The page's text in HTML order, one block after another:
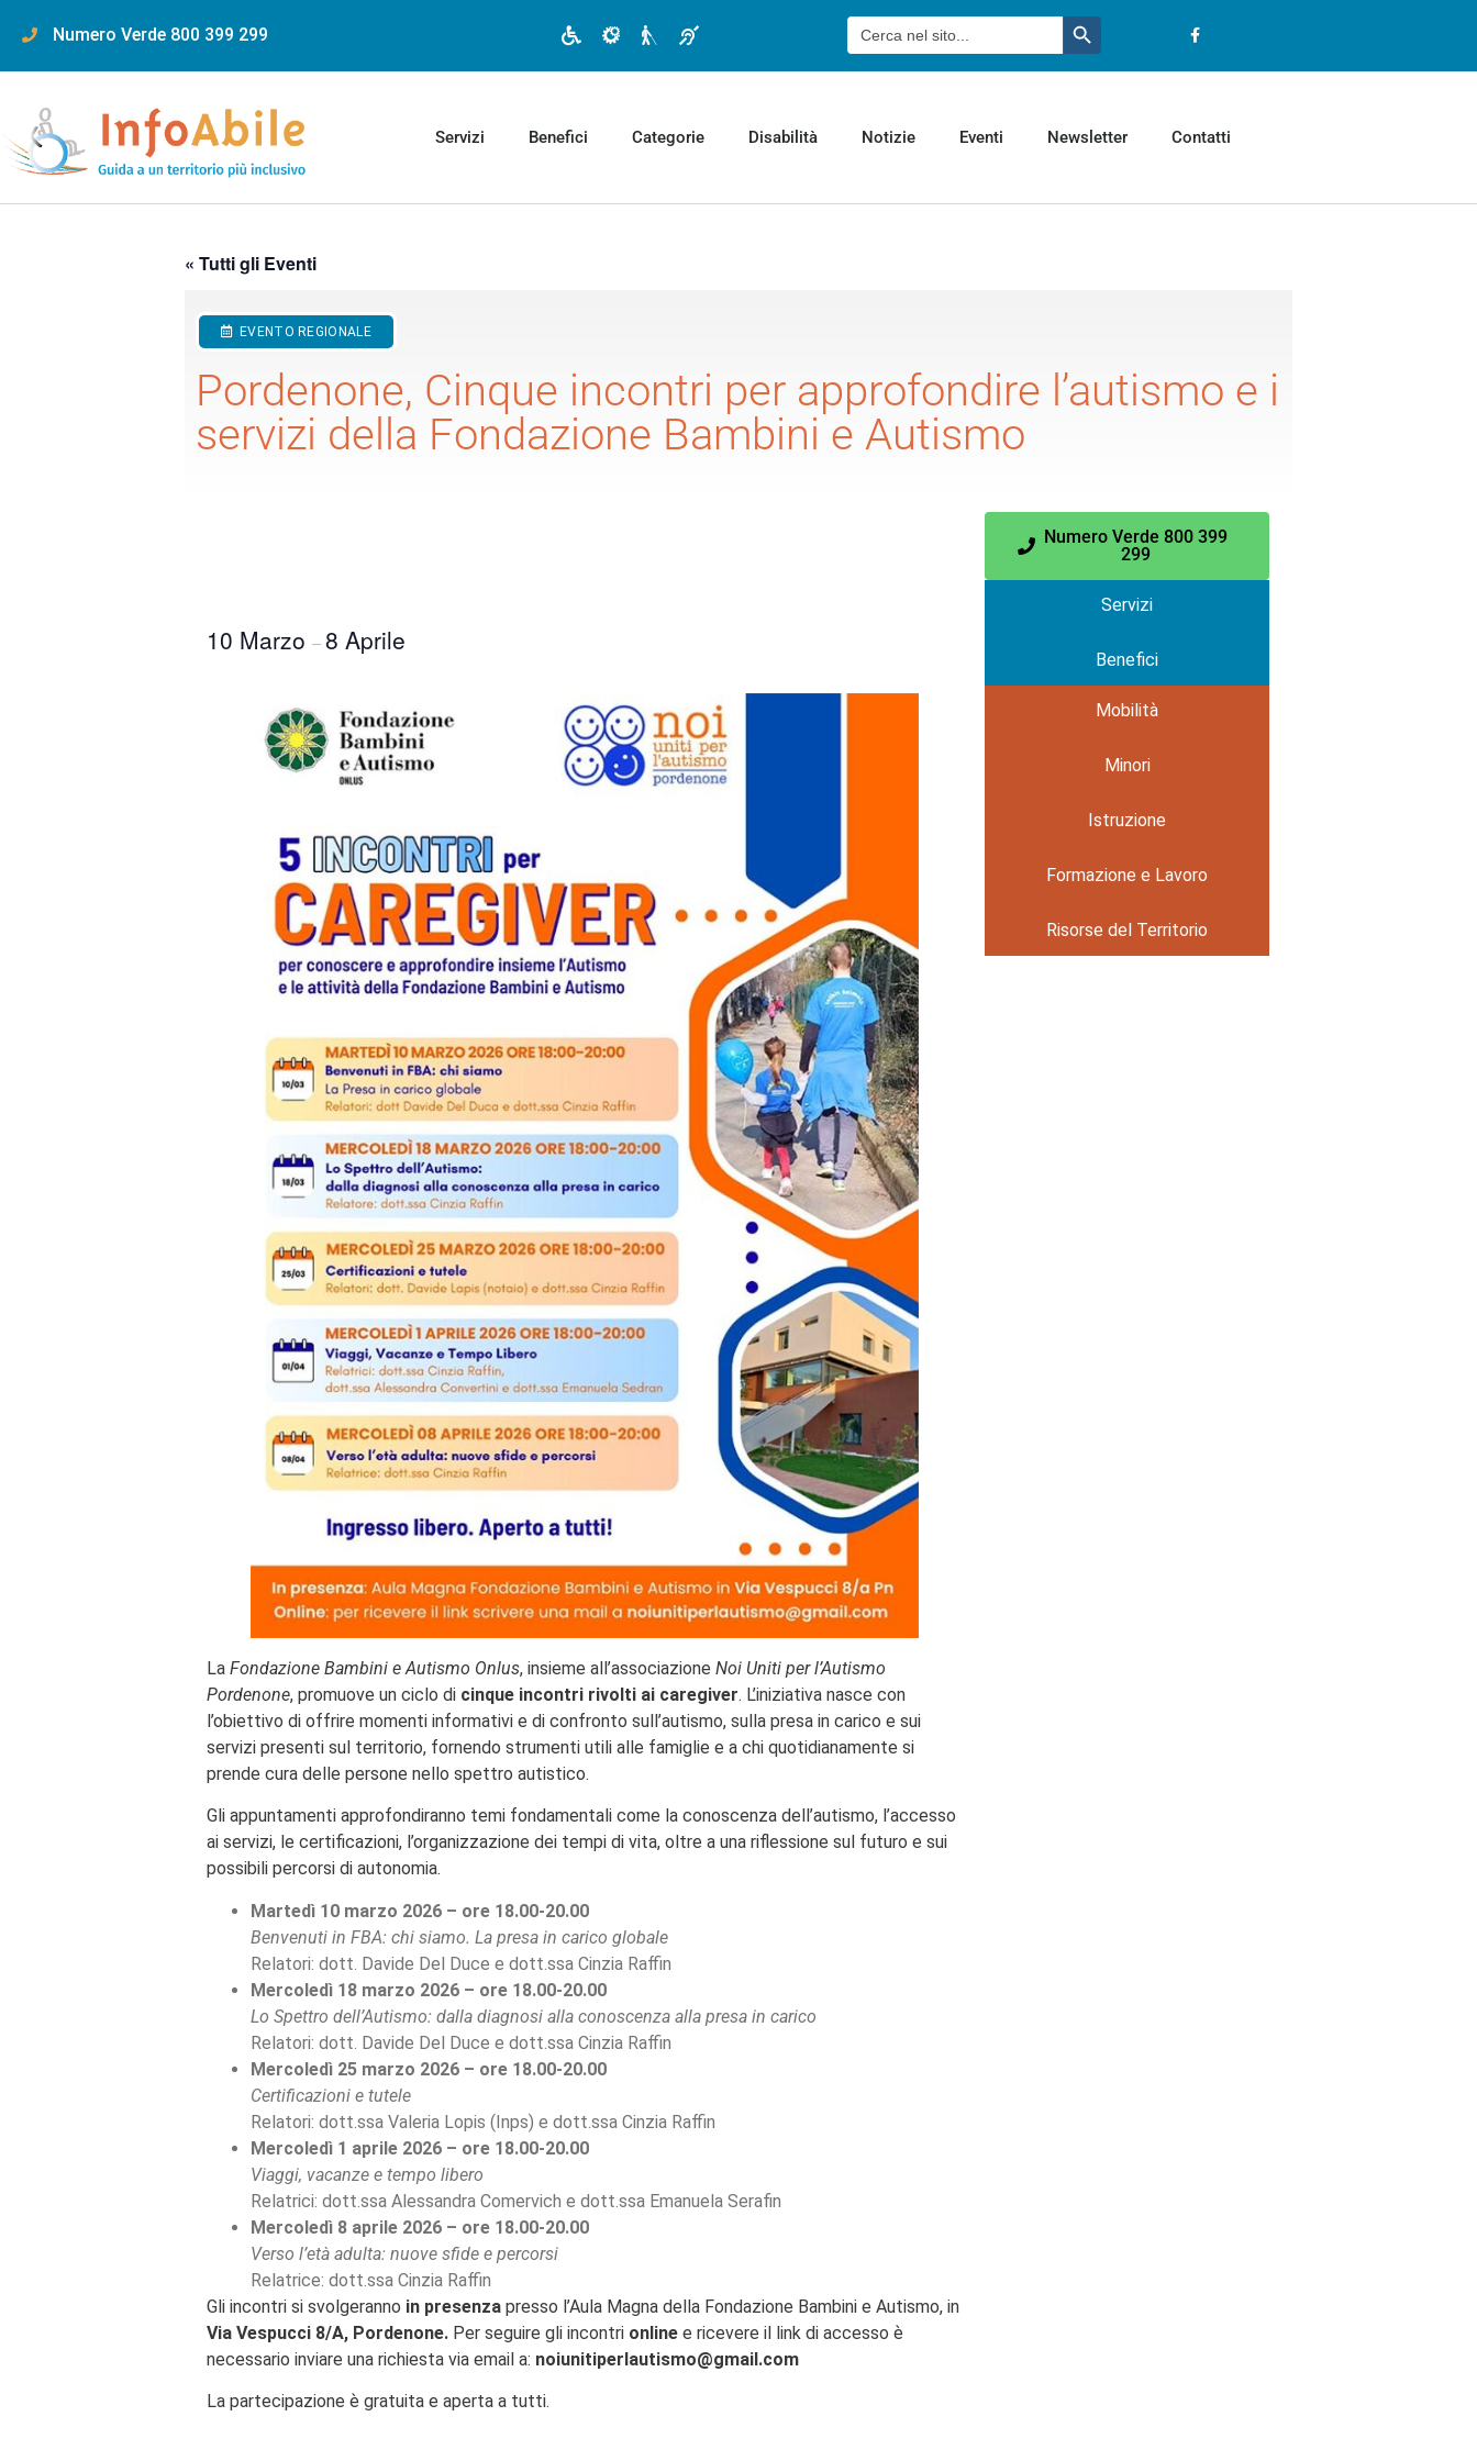
Numero Verde 800 399 299 Disabilità motoria
Disabilità cognitiva
Disabilità visiva
Cerca: Pulsante ricerca
Servizi Benefici Categorie Disabilità Notizie Eventi Newsletter Contatti
« Tutti gli Eventi
EVENTO REGIONALE
Pordenone, Cinque incontri per approfondire l’autismo e i
servizi della Fondazione Bambini e Autismo
10 Marzo –8 Aprile
La Fondazione Bambini e Autismo Onlus, insieme all’associazione Noi Uniti per l’Autismo
Pordenone, promuove un ciclo di cinque incontri rivolti ai caregiver. L’iniziativa nasce con
l’obiettivo di offrire momenti informativi e di confronto sull’autismo, sulla presa in carico e sui
servizi presenti sul territorio, fornendo strumenti utili alle famiglie e a chi quotidianamente si
prende cura delle persone nello spettro autistico.
Gli appuntamenti approfondiranno temi fondamentali come la conoscenza dell’autismo, l’accesso
ai servizi, le certificazioni, l’organizzazione dei tempi di vita, oltre a una riflessione sul futuro e sui
possibili percorsi di autonomia.
Martedì 10 marzo 2026 – ore 18.00-20.00
Benvenuti in FBA: chi siamo. La presa in carico globale
Relatori: dott. Davide Del Duce e dott.ssa Cinzia Raffin
Mercoledì 18 marzo 2026 – ore 18.00-20.00
Lo Spettro dell’Autismo: dalla diagnosi alla conoscenza alla presa in carico
Relatori: dott. Davide Del Duce e dott.ssa Cinzia Raffin
Mercoledì 25 marzo 2026 – ore 18.00-20.00
Certificazioni e tutele
Relatori: dott.ssa Valeria Lopis (Inps) e dott.ssa Cinzia Raffin
Mercoledì 1 aprile 2026 – ore 18.00-20.00
Viaggi, vacanze e tempo libero
Relatrici: dott.ssa Alessandra Comervich e dott.ssa Emanuela Serafin
Mercoledì 8 aprile 2026 – ore 18.00-20.00
Verso l’età adulta: nuove sfide e percorsi
Relatrice: dott.ssa Cinzia Raffin
Gli incontri si svolgeranno in presenza presso l’Aula Magna della Fondazione Bambini e Autismo, in
Via Vespucci 8/A, Pordenone. Per seguire gli incontri online e ricevere il link di accesso è
necessario inviare una richiesta via email a: noiunitiperlautismo@gmail.com
La partecipazione è gratuita e aperta a tutti.
Numero Verde 800 399
299
Servizi
Benefici
Mobilità
Minori
Istruzione
Formazione e Lavoro
Risorse del Territorio